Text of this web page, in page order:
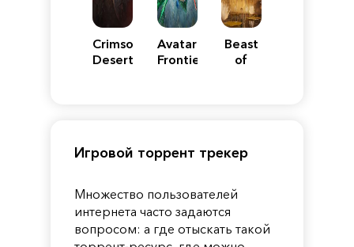
Crimson
Desert
Avatar:
Frontiers
Beast
of
Игровой торрент трекер
Множество пользователей
интернета часто задаются
вопросом: а где отыскать такой